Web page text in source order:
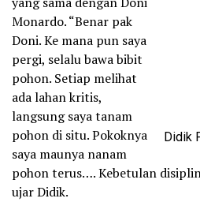
Didik
Monardo. “Benar pak
Doni. Ke mana pun saya
pergi, selalu bawa bibit
pohon. Setiap melihat
ada lahan kritis,
langsung saya tanam
pohon di situ. Pokoknya
saya maunya nanam
pohon terus…. Kebetulan
ujar Didik.